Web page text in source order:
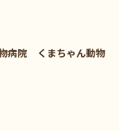
病院
くまちゃん動物